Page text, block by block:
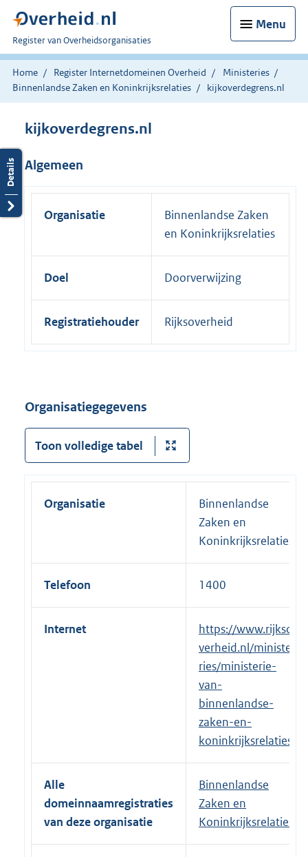
Menu
U
bent
nu
hier:
Register van Overheidsorganisaties
Home Register Internetdomeinen Overheid
Ministeries
Binnenlandse Zaken en Koninkrijksrelaties
kijkoverdegrens.nl
kijkoverdegrens.nl
Algemeen
Organisatie
Binnenlandse Zaken
en Koninkrijksrelaties
Doel Doorverwijzing
Registratiehouder Rijksoverheid
Organisatiegegevens
Toon volledige tabel
Organisatie
Binnenlandse
Zaken en
Koninkrijksrelaties
Telefoon 1400
Internet
E
x
t
e
r
n
e
l
i
n
k
https://www.rijkso
verheid.nl/ministe
ries/ministerie-
van-
binnenlandse-
zaken-en-
koninkrijksrelaties
Alle
domeinnaamregistraties
van deze organisatie
Binnenlandse
Zaken en
Koninkrijksrelaties